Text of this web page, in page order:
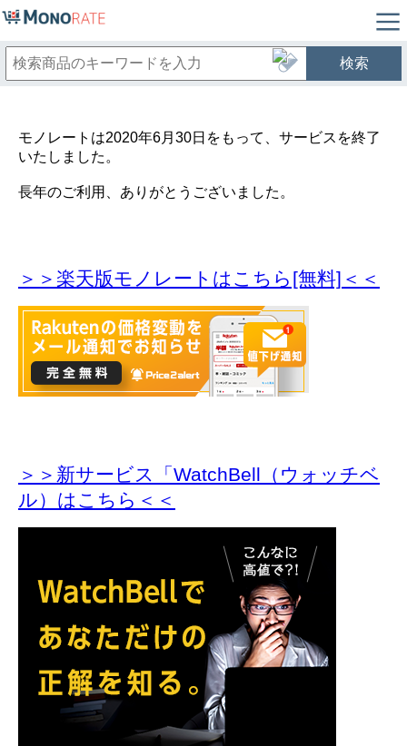
検索
モノレートは2020年6月30日をもって、サービスを終了
いたしました。
長年のご利用、ありがとうございました。
＞＞楽天版モノレートはこちら[無料]＜＜
＞＞新サービス「WatchBell（ウォッチベ
ル）はこちら＜＜